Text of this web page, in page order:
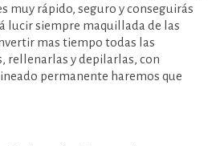
muy rápido, seguro y conseguirás
lucir siempre maquillada de las
mas tiempo todas las
rellenarlas y depilarlas, con
permanente haremos que